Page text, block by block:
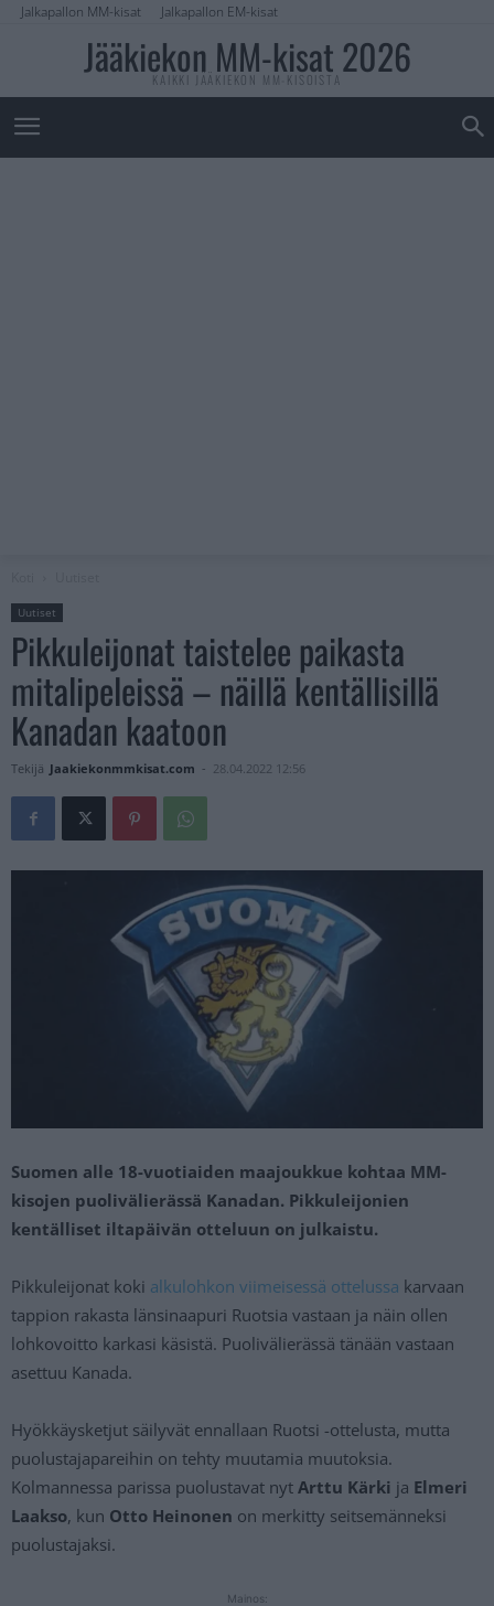
Jalkapallon MM-kisat Jalkapallon EM-kisat
Jääkiekon MM-kisat 2026
KAIKKI JÄÄKIEKON MM-KISOISTA
Uutiset
Pikkuleijonat taistelee paikasta
mitalipeleissä – näillä kentällisillä
Kanadan kaatoon
Tekijä Jaakiekonmmkisat.com - 28.04.2022 12:56
Suomen alle 18-vuotiaiden maajoukkue kohtaa MM-
kisojen puolivälierässä Kanadan. Pikkuleijonien
kentälliset iltapäivän otteluun on julkaistu.
Pikkuleijonat koki alkulohkon viimeisessä ottelussa karvaan
tappion rakasta länsinaapuri Ruotsia vastaan ja näin ollen
lohkovoitto karkasi käsistä. Puolivälierässä tänään vastaan
asettuu Kanada.
Hyökkäysketjut säilyvät ennallaan Ruotsi -ottelusta, mutta
puolustajapareihin on tehty muutamia muutoksia.
Kolmannessa parissa puolustavat nyt Arttu Kärki ja Elmeri
Laakso, kun Otto Heinonen on merkitty seitsemänneksi
puolustajaksi.
Mainos: